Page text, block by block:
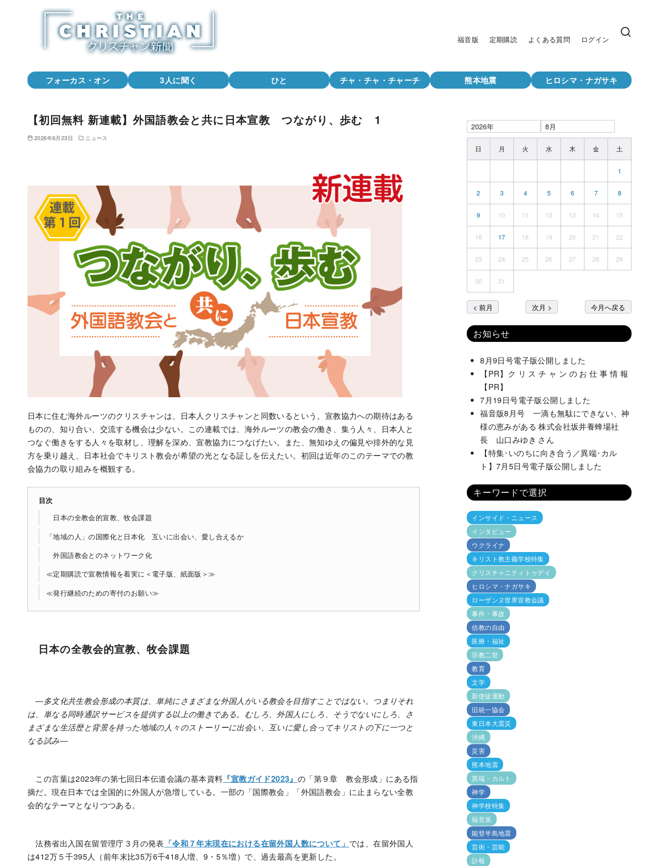
福音版 定期購読 よくある質問 ログイン
フォーカス・オン 3人に聞く ひと チャ・チャ・チャーチ 熊本地震 ヒロシマ・ナガサキ
【初回無料 新連載】外国語教会と共に日本宣教 つながり、歩む 1
2026年6月23日 ニュース
日本に住む海外ルーツのクリスチャンは、日本人クリスチャンと同数いるという。宣教協力への期待はある
ものの、知り合い、交流する機会は少ない。この連載では、海外ルーツの教会の働き、集う人々、日本人と
つなぐ働きをする人々を取材し、理解を深め、宣教協力につなげたい。また、無知ゆえの偏見や排外的な見
方を乗り越え、日本社会でキリスト教会が希望の光となる証しを伝えたい。初回は近年のこのテーマでの教
会協力の取り組みを概観する。
目次
日本の全教会的宣教、牧会課題
「地域の人」の国際化と日本化 互いに出会い、愛し合えるか
外国語教会とのネットワーク化
≪定期購読で宣教情報を着実に＜電子版、紙面版＞≫
≪発行継続のための寄付のお願い≫
日本の全教会的宣教、牧会課題
―多文化共生教会形成の本質は、単純にさまざまな外国人がいる教会を目指すことではない。つまりそれ
は、単なる同時通訳サービスを提供する以上の働きである。むしろ、外国人にしろ、そうでないにしろ、さ
まざまな生活歴と背景を持った地域の人々のストーリーに出会い、互いに愛し合ってキリストの下に一つと
なる試み―
この言葉は2023年の第七回日本伝道会議の基本資料 『宣教ガイド2023』 の「第９章 教会形成」にある指
摘だ。現在日本では全国的に外国人が急増している。一部の「国際教会」「外国語教会」に止まらない全教
会的なテーマとなりつつある。
法務省出入国在留管理庁３月の発表 「令和７年末現在における在留外国人数について」 では、在留外国人
は412万５千395人（前年末比35万6千418人増、9・5％増）で、過去最高を更新した。
日 月 火 水 木 金 土
1
2 3 4 5 6 7 8
9 10 11 12 13 14 15
16 17 18 19 20 21 22
23 24 25 26 27 28 29
30 31
< 前月 次月 > 今月へ戻る
お知らせ
8月9日号電子版公開しました
【PR】ク リ ス チ ャ ン の お 仕 事 情 報
【PR】
7月19日号電子版公開しました
福音版8月号 一滴も無駄にできない、神
様の恵みがある 株式会社坂井養蜂場社
長 山口みゆき さん
【特集･いのちに向き合う／異端･カル
ト】7月5日号電子版公開しました
キーワードで選択
インサイド・ニュース
インタビュー
ウクライナ
キリスト教主義学校特集
クリスチャニティトゥデイ
ヒロシマ・ナガサキ
ローザンヌ世界宣教会議
事件・事故
信教の自由
医療・福祉
宗教二世
教育
文学
新使徒運動
旧統一協会
東日本大震災
沖縄
災害
熊本地震
異端・カルト
神学
神学校特集
福音派
能登半島地震
芸術・芸能
訃報